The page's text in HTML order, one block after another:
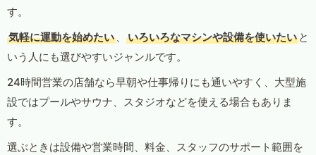
す。
気軽に運動を始めたい 、 いろいろなマシンや設備を使いたい と
いう人にも選びやすいジャンルです。
24時間営業の店舗なら早朝や仕事帰りにも通いやすく、大型施
設ではプールやサウナ、スタジオなどを使える場合もありま
す。
選ぶときは設備や営業時間、料金、スタッフのサポート範囲を